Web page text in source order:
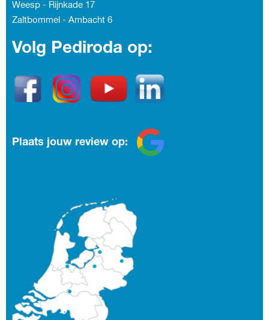
Weesp - Rijnkade 17
Zaltbommel - Ambacht 6
Volg Pediroda op:
.
Plaats jouw review op: